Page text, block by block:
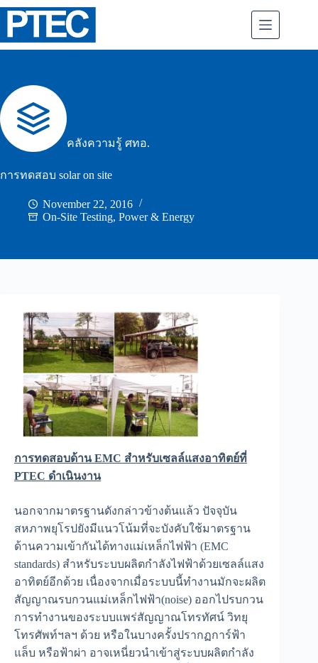
Skip
content
คลังความรู้ ศทอ.
การทดสอบ solar on site
November 22, 2016
On-Site Testing, Power & Energy
การทดสอบด้านEMC สำหรับเซลล์แสงอาทิตย์ที่
PTEC ดำเนินงาน
นอกจากมาตรฐานดังกล่าวข้างต้นแล้ว ปัจจุบัน
สหภาพยุโรปยังมีแนวโน้มที่จะบังคับใช้มาตรฐาน
ด้านความเข้ากันได้ทางแม่เหล็กไฟฟ้า (EMC
standards) สำหรับระบบผลิตกำลังไฟฟ้าด้วยเซลล์แสง
อาทิตย์อีกด้วย เนื่องจากเมื่อระบบนี้ทำงานมักจะผลิต
สัญญาณรบกวนแม่เหล็กไฟฟ้า(noise) ออกไปรบกวน
การทำงานของระบบแพร่สัญญาณโทรทัศน์ วิทยุ
โทรศัพท์ฯลฯ ด้วย หรือในบางครั้งปรากฏการ์ฟ้า
แล็บ หรือฟ้าผ่า อาจเหนี่ยวนำเข้าสู่ระบบผลิตกำลัง